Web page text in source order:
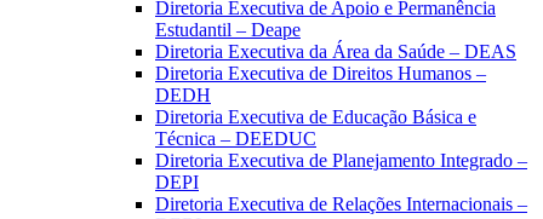
Diretoria Executiva de Apoio e Permanência
Estudantil – Deape
Diretoria Executiva da Área da Saúde – DEAS
Diretoria Executiva de Direitos Humanos –
DEDH
Diretoria Executiva de Educação Básica e
Técnica – DEEDUC
Diretoria Executiva de Planejamento Integrado –
DEPI
Diretoria Executiva de Relações Internacionais –